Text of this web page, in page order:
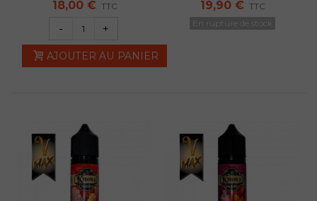
18,00 € TTC
- +
AJOUTER AU PANIER
19,90 € TTC
En rupture de stock